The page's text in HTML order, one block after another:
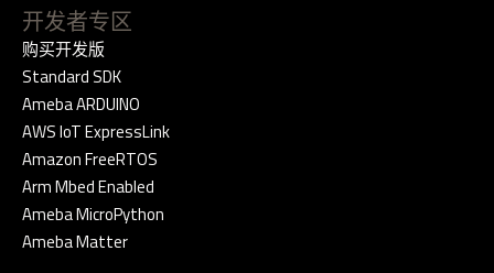
开发者专区
购买开发版
Standard SDK
Ameba ARDUINO
AWS IoT ExpressLink
Amazon FreeRTOS
Arm Mbed Enabled
Ameba MicroPython
Ameba Matter